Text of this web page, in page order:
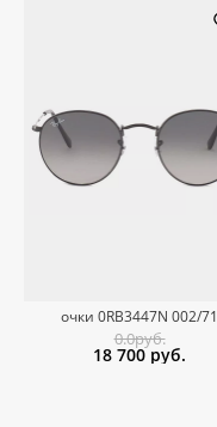
очки 0RB3447N 002/71
0.0руб.
18 700 руб.